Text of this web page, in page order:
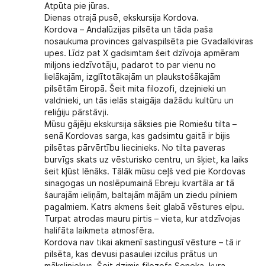
Atpūta pie jūras.
Dienas otrajā pusē, ekskursija Kordova.
Kordova – Andalūzijas pilsēta un tāda paša
nosaukuma provinces galvaspilsēta pie Gvadalkiviras
upes. Līdz pat X gadsimtam šeit dzīvoja apmēram
miljons iedzīvotāju, padarot to par vienu no
lielākajām, izglītotākajām un plaukstošākajām
pilsētām Eiropā. Šeit mita filozofi, dzejnieki un
valdnieki, un tās ielās staigāja dažādu kultūru un
reliģiju pārstāvji.
Mūsu gājēju ekskursija sāksies pie Romiešu tilta –
senā Kordovas sarga, kas gadsimtu gaitā ir bijis
pilsētas pārvērtību liecinieks. No tilta paveras
burvīgs skats uz vēsturisko centru, un šķiet, ka laiks
šeit kļūst lēnāks. Tālāk mūsu ceļš ved pie Kordovas
sinagogas un noslēpumainā Ebreju kvartāla ar tā
šaurajām ieliņām, baltajām mājām un ziedu pilniem
pagalmiem. Katrs akmens šeit glabā vēstures elpu.
Turpat atrodas mauru pirtis – vieta, kur atdzīvojas
halifāta laikmeta atmosfēra.
Kordova nav tikai akmenī sastingusī vēsture – tā ir
pilsēta, kas devusi pasaulei izcilus prātus un